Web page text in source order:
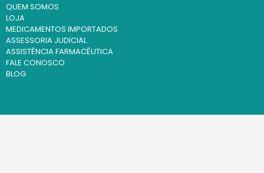
QUEM SOMOS
LOJA
MEDICAMENTOS IMPORTADOS
ASSESSORIA JUDICIAL
ASSISTÊNCIA FARMACÊUTICA
FALE CONOSCO
BLOG